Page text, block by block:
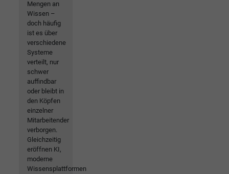
Mengen an
Wissen –
doch häufig
ist es über
verschiedene
Systeme
verteilt, nur
schwer
auffindbar
oder bleibt in
den Köpfen
einzelner
Mitarbeitender
verborgen.
Gleichzeitig
eröffnen KI,
moderne
Wissensplattformen